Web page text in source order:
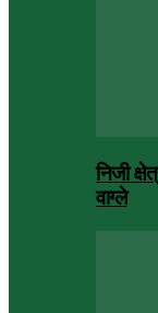
निजी
वाग्ले